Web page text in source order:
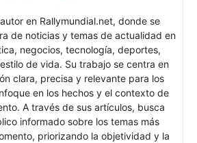
en Rallymundial.net, donde se
de noticias y temas de actualidad en
negocios, tecnología, deportes,
de vida. Su trabajo se centra en
clara, precisa y relevante para los
en los hechos y el contexto de
A través de sus artículos, busca
informado sobre los temas más
priorizando la objetividad y la